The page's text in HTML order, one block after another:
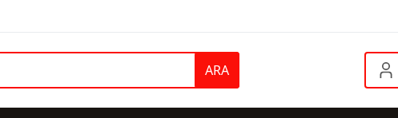
ARA